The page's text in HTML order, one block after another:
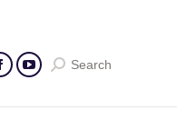
Search